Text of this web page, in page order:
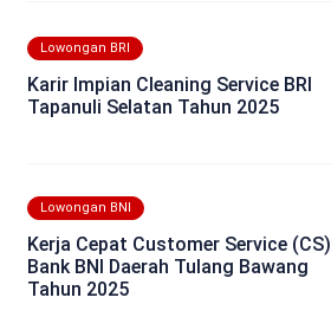
Lowongan BRI
Karir Impian Cleaning Service BRI
Tapanuli Selatan Tahun 2025
Lowongan BNI
Kerja Cepat Customer Service (CS)
Bank BNI Daerah Tulang Bawang
Tahun 2025